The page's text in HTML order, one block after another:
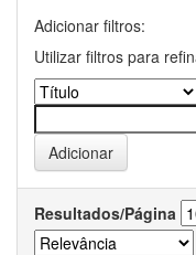
Adicionar filtros:
Utilizar filtros para
Resultados/Página